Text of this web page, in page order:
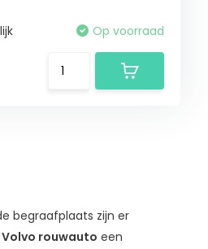
Op voorraad
begraafplaats zijn er
Volvo rouwauto een